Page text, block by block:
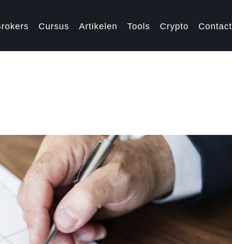
Cursus Artikelen Tools Crypto Contact